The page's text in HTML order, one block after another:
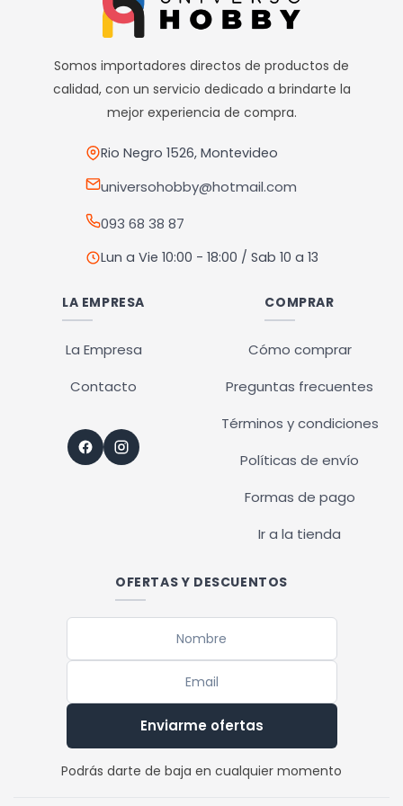
variantes.
Las
opciones
se
pueden
producto
Somos importadores directos de productos de
calidad, con un servicio dedicado a brindarte la
mejor experiencia de compra.
Rio Negro 1526, Montevideo
universohobby@hotmail.com
093 68 38 87
Lun a Vie 10:00 - 18:00 / Sab 10 a 13
LA EMPRESA
La Empresa
Contacto
COMPRAR
Cómo comprar
Preguntas frecuentes
Términos y condiciones
Políticas de envío
Formas de pago
Ir a la tienda
OFERTAS Y DESCUENTOS
Enviarme ofertas
Podrás darte de baja en cualquier momento